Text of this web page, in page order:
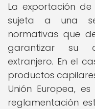
La exportación
sujeta a una
normativas que
garantizar su
extranjero. En el
productos
Unión Europea,
reglamentación